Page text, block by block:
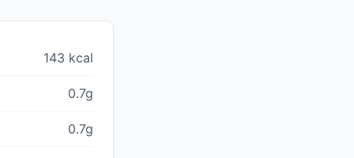
143 kcal
0.7g
0.7g